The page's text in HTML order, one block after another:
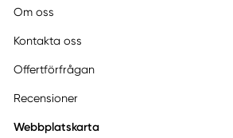
Om oss
Kontakta oss
Offertförfrågan
Recensioner
Webbplatskarta